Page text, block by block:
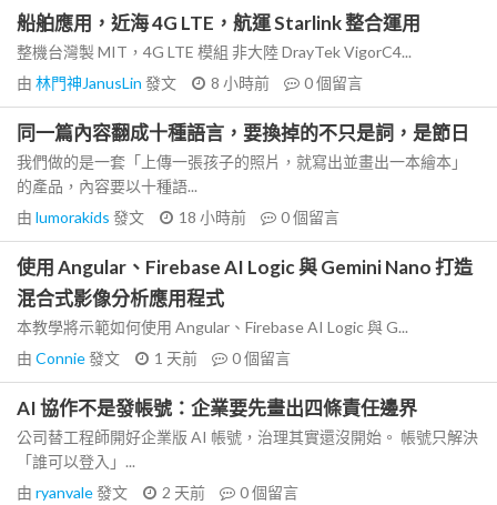
船舶應用，近海 4G LTE，航運 Starlink 整合運用
整機台灣製 MIT，4G LTE 模組 非大陸 DrayTek VigorC4...
由 林門神JanusLin 發文 8 小時前 0個留言
同一篇內容翻成十種語言，要換掉的不只是詞，是節日
我們做的是一套「上傳一張孩子的照片，就寫出並畫出一本繪本」
的產品，內容要以十種語...
由 lumorakids 發文 18 小時前 0個留言
使用 Angular、Firebase AI Logic 與 Gemini Nano 打造
混合式影像分析應用程式
本教學將示範如何使用 Angular、Firebase AI Logic 與 G...
由 Connie發文 1 天前 0個留言
AI 協作不是發帳號：企業要先畫出四條責任邊界
公司替工程師開好企業版 AI 帳號，治理其實還沒開始。 帳號只解決
「誰可以登入」...
由 ryanvale發文 2 天前 0個留言